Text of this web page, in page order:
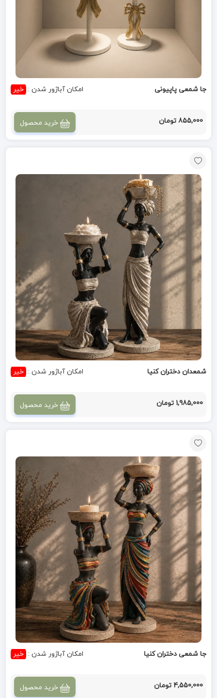
جا شمعی پاپیونی امکان آباژور شدن : خیر
855,000 تومان خرید محصول
شمعدان دختران کنیا امکان آباژور شدن : خیر
1,985,000 تومان خرید محصول
جا شمعی دختران کنیا امکان آباژور شدن : خیر
4,550,000 تومان خرید محصول